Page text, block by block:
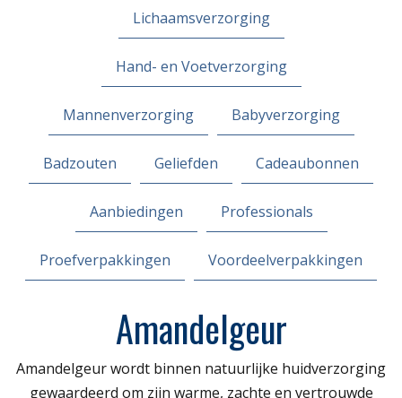
Lichaamsverzorging
Hand- en Voetverzorging
Mannenverzorging Babyverzorging
Badzouten Geliefden Cadeaubonnen
Aanbiedingen Professionals
Proefverpakkingen Voordeelverpakkingen
Amandelgeur
Amandelgeur wordt binnen natuurlijke huidverzorging
gewaardeerd om zijn warme, zachte en vertrouwde